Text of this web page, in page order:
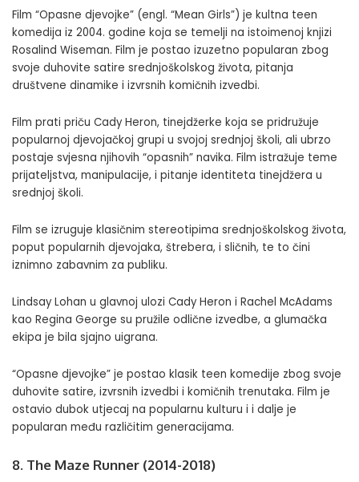
Film “Opasne djevojke” (engl. “Mean Girls”) je kultna teen
komedija iz 2004. godine koja se temelji na istoimenoj knjizi
Rosalind Wiseman. Film je postao izuzetno popularan zbog
svoje duhovite satire srednjoškolskog života, pitanja
društvene dinamike i izvrsnih komičnih izvedbi.
Film prati priču Cady Heron, tinejdžerke koja se pridružuje
popularnoj djevojačkoj grupi u svojoj srednjoj školi, ali ubrzo
postaje svjesna njihovih “opasnih” navika. Film istražuje teme
prijateljstva, manipulacije, i pitanje identiteta tinejdžera u
srednjoj školi.
Film se izruguje klasičnim stereotipima srednjoškolskog života,
poput popularnih djevojaka, štrebera, i sličnih, te to čini
iznimno zabavnim za publiku.
Lindsay Lohan u glavnoj ulozi Cady Heron i Rachel McAdams
kao Regina George su pružile odlične izvedbe, a glumačka
ekipa je bila sjajno uigrana.
“Opasne djevojke” je postao klasik teen komedije zbog svoje
duhovite satire, izvrsnih izvedbi i komičnih trenutaka. Film je
ostavio dubok utjecaj na popularnu kulturu i i dalje je
popularan među različitim generacijama.
8. The Maze Runner (2014-2018)